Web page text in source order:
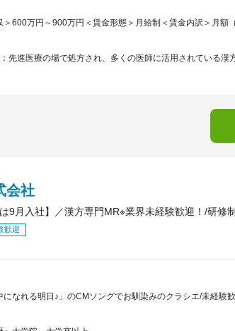
＞600万円～900万円＜賃金形態＞月給制＜賃金内訳＞月額
先進医療の場で処方され、多くの医師に活用されている
会社
は9月入社】／漢方専門MR※業界未経験歓迎！/研
歓迎
になれる明日♪」のCMソングでお馴染みのクラシエ/未経